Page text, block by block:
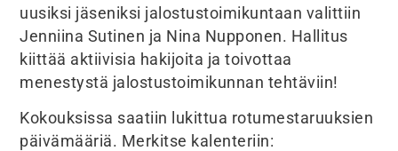
uusiksi jäseniksi jalostustoimikuntaan valittiin
Jenniina Sutinen ja Nina Nupponen. Hallitus
kiittää aktiivisia hakijoita ja toivottaa
menestystä jalostustoimikunnan tehtäviin!
Kokouksissa saatiin lukittua rotumestaruuksien
päivämääriä. Merkitse kalenteriin: